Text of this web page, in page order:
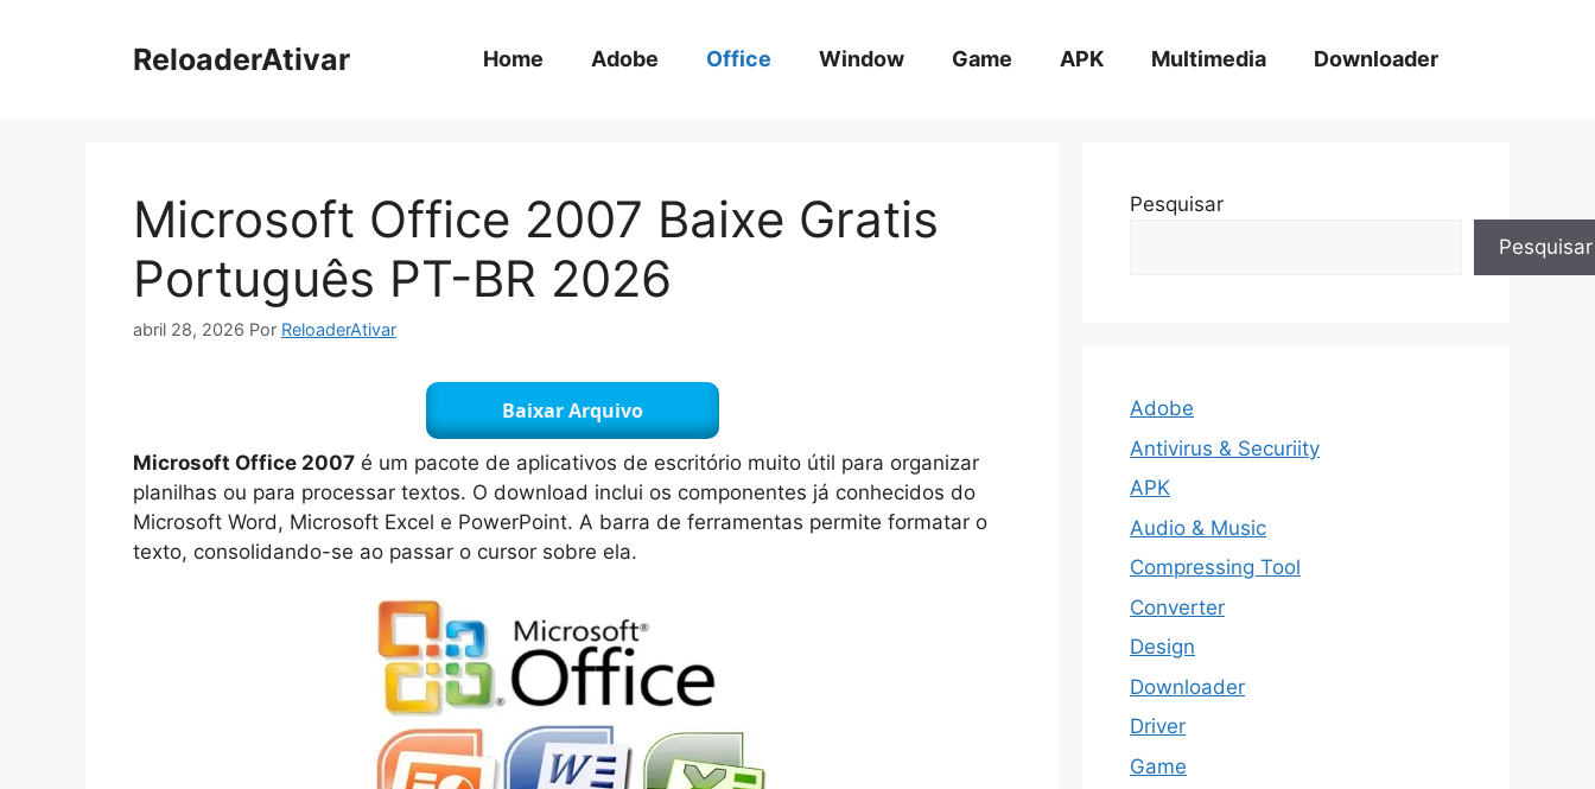
ReloaderAtivar Home Adobe Office Window Game APK Multimedia Downloader
Microsoft Office 2007 Baixe Gratis
Português PT-BR 2026
abril 28, 2026 Por ReloaderAtivar
Baixar Arquivo
Microsoft Office 2007 é um pacote de aplicativos de escritório muito útil para organizar
planilhas ou para processar textos. O download inclui os componentes já conhecidos do
Microsoft Word, Microsoft Excel e PowerPoint. A barra de ferramentas permite formatar o
texto, consolidando-se ao passar o cursor sobre ela.
Pesquisar
Pesquisar
Adobe
Antivirus & Securiity
APK
Audio & Music
Compressing Tool
Converter
Design
Downloader
Driver
Game